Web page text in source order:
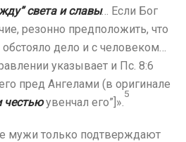
света и славы… Если Бог
резонно предположить, что
дело и с человеком…
указывает и Пс. 8:6
пред Ангелами (в оригинале
честьюувенчал его”]».
5
мужи только подтверждают